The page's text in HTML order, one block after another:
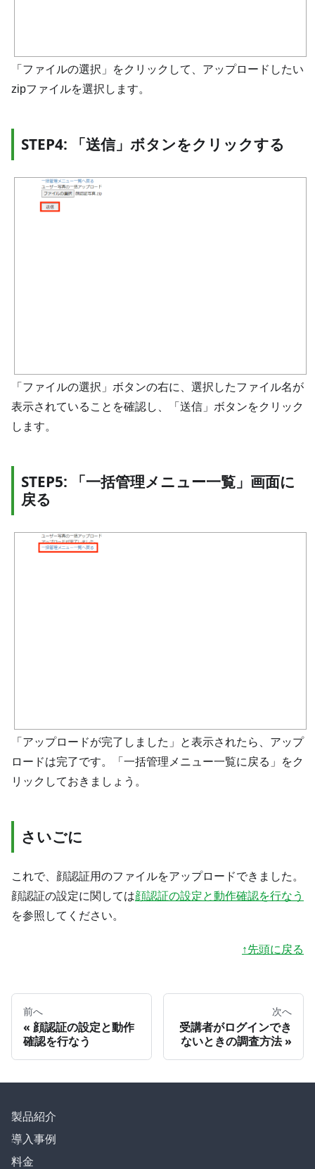
「ファイルの選択」をクリックして、アップロードしたい
zipファイルを選択します。
STEP4: 「送信」ボタンをクリックする
「ファイルの選択」ボタンの右に、選択したファイル名が
表示されていることを確認し、「送信」ボタンをクリック
します。
STEP5: 「一括管理メニュー一覧」画面に
戻る
「アップロードが完了しました」と表示されたら、アップ
ロードは完了です。「一括管理メニュー一覧に戻る」をク
リックしておきましょう。
さいごに
これで、顔認証用のファイルをアップロードできました。
顔認証の設定に関しては顔認証の設定と動作確認を行なう
を参照してください。
↑先頭に戻る
前へ
顔認証の設定と動作
確認を行なう
次へ
受講者がログインでき
ないときの調査方法
製品紹介
導入事例
料金